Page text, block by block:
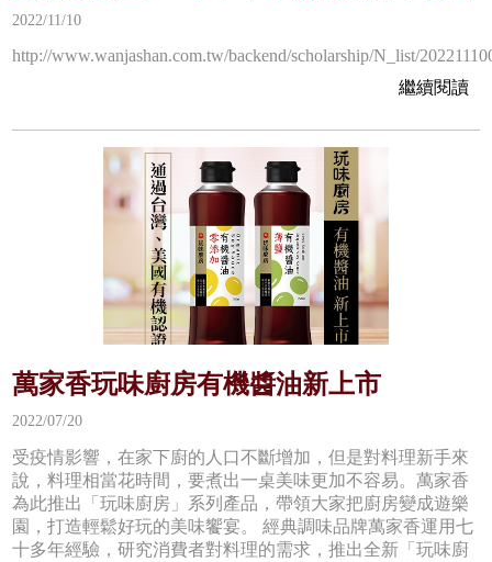
2022/11/10
http://www.wanjashan.com.tw/backend/scholarship/N_list/
繼續閱讀
萬家香玩味廚房有機醬油新上市
2022/07/20
受疫情影響，在家下廚的人口不斷增加，但是對料理新手來
說，料理相當花時間，要煮出一桌美味更加不容易。萬家香
為此推出「玩味廚房」系列產品，帶領大家把廚房變成遊樂
園，打造輕鬆好玩的美味饗宴。 經典調味品牌萬家香運用七
十多年經驗，研究消費者對料理的需求，推出全新「玩味廚